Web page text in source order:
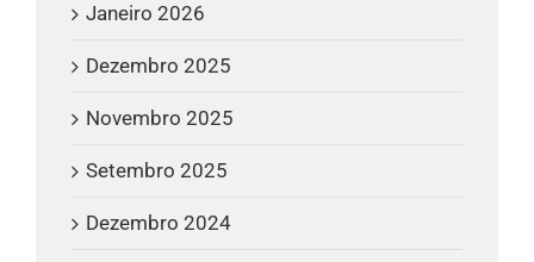
Janeiro 2026
Dezembro 2025
Novembro 2025
Setembro 2025
Dezembro 2024